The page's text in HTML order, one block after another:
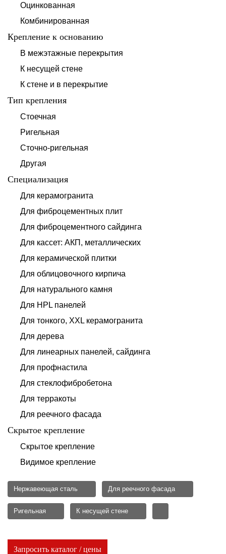
Оцинкованная
Комбинированная
Крепление к основанию
В межэтажные перекрытия
К несущей стене
К стене и в перекрытие
Тип крепления
Стоечная
Ригельная
Сточно-ригельная
Другая
Специализация
Для керамогранита
Для фиброцементных плит
Для фиброцементного сайдинга
Для кассет: АКП, металлических
Для керамической плитки
Для облицовочного кирпича
Для натурального камня
Для HPL панелей
Для тонкого, XXL керамогранита
Для дерева
Для линеарных панелей, сайдинга
Для профнастила
Для стеклофибробетона
Для терракоты
Для реечного фасада
Скрытое крепление
Скрытое крепление
Видимое крепление
Нержавеющая сталь Для реечного фасада
Ригельная К несущей стене
Запросить каталог / цены